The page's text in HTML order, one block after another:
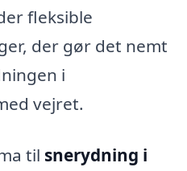
fleksible
der gør det nemt
i
vejret.
til snerydning i